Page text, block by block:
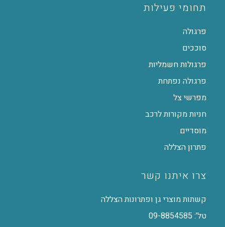
תחומי פעילות
פרגולה
סוככים
פרגולות חשמליות
פרגולה נפתחת
מפרשי צל
חניות מקורות לרכב
מוסדיים
פתרון הצללה
צרו איתנו קשר
קשתות מוצרי גן ופתרונות הצללה
טל': 09-8854585